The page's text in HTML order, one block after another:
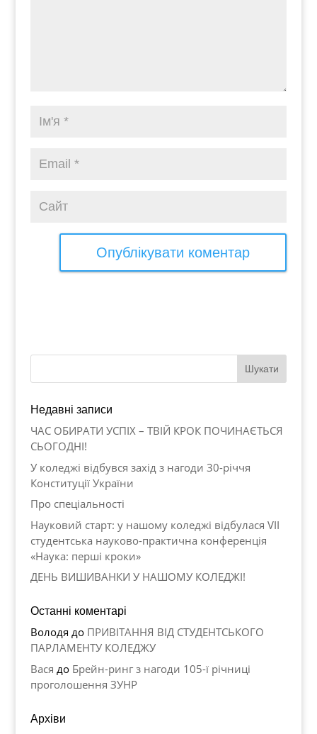
Недавні записи
ЧАС ОБИРАТИ УСПІХ – ТВІЙ КРОК ПОЧИНАЄТЬСЯ
СЬОГОДНІ!
У коледжі відбувся захід з нагоди 30-річчя
Конституції України
Про спеціальності
Науковий старт: у нашому коледжі відбулася VII
студентська науково-практична конференція
«Наука: перші кроки»
ДЕНЬ ВИШИВАНКИ У НАШОМУ КОЛЕДЖІ!
Останні коментарі
Володя до ПРИВІТАННЯ ВІД СТУДЕНТСЬКОГО
ПАРЛАМЕНТУ КОЛЕДЖУ
Вася до Брейн-ринг з нагоди 105-ї річниці
проголошення ЗУНР
Архіви